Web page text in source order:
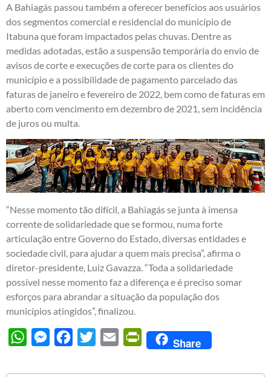
A Bahiagás passou também a oferecer benefícios aos usuários
dos segmentos comercial e residencial do município de
Itabuna que foram impactados pelas chuvas. Dentre as
medidas adotadas, estão a suspensão temporária do envio de
avisos de corte e execuções de corte para os clientes do
município e a possibilidade de pagamento parcelado das
faturas de janeiro e fevereiro de 2022, bem como de faturas em
aberto com vencimento em dezembro de 2021, sem incidência
de juros ou multa.
“Nesse momento tão difícil, a Bahiagás se junta à imensa
corrente de solidariedade que se formou, numa forte
articulação entre Governo do Estado, diversas entidades e
sociedade civil, para ajudar a quem mais precisa”, afirma o
diretor-presidente, Luiz Gavazza. “Toda a solidariedade
possível nesse momento faz a diferença e é preciso somar
esforços para abrandar a situação da população dos
municípios atingidos”, finalizou.
WhatsAppMessengerFacebook
Twitter Email PrintFriendly
Share